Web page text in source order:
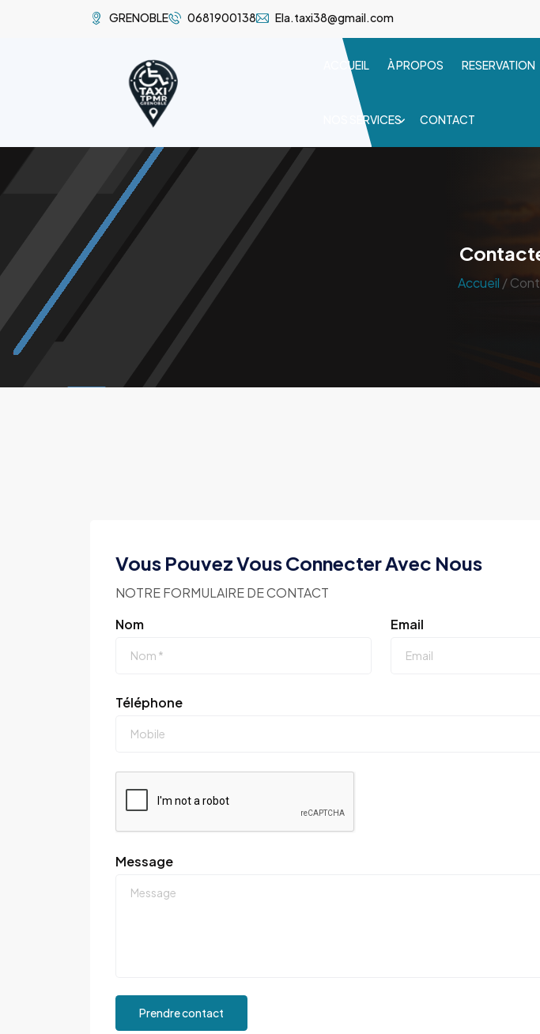
GRENOBLE 0681900138 Ela.taxi38@gmail.com
ACCUEIL À PROPOS RESERVATION
NOS SERVICES CONTACT
Accueil /
Vous Pouvez Vous Connecter Avec Nous
NOTRE FORMULAIRE DE CONTACT
Nom
Email
Téléphone
Message
Prendre contact